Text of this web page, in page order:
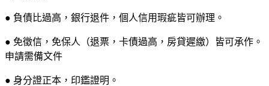
● 負債比過高，銀行退件，個人信用瑕疵皆可辦理。
● 免徵信，免保人（退票，卡債過高，房貸遲繳）皆可承作。
申請需備文件
● 身分證正本，印鑑證明。